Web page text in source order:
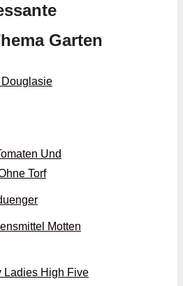
Garten
Und
Torf
Motten
Ladies High Five